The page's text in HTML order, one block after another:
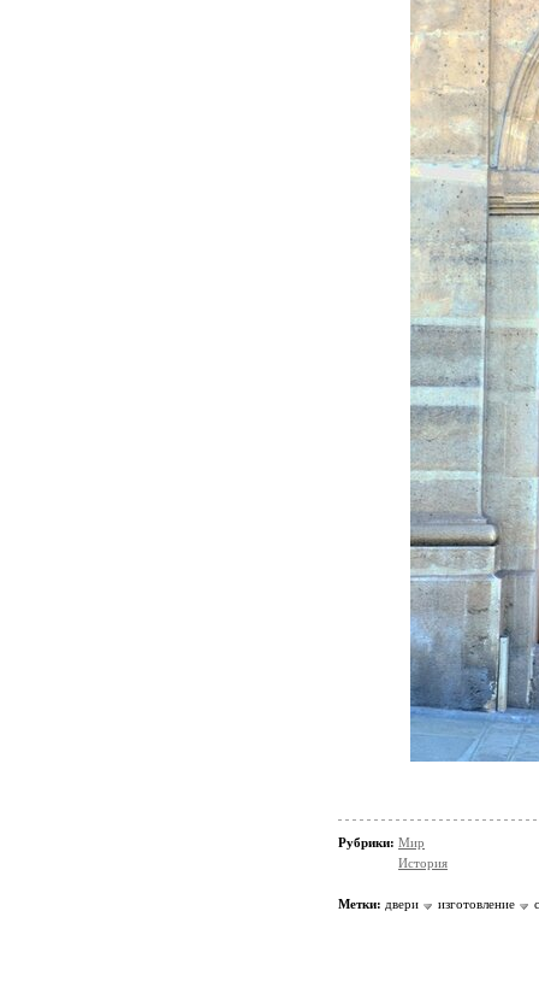
Рубрики: Мир
История
Метки: двери изготовление